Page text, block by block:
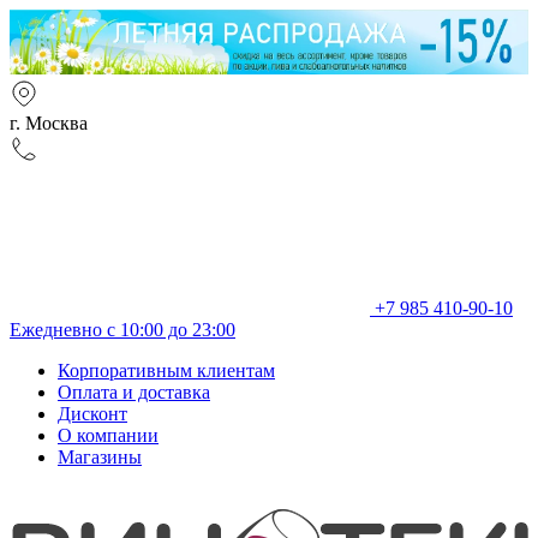
г. Москва
+7 985 410-90-10
Ежедневно с 10:00 до 23:00
Корпоративным клиентам
Оплата и доставка
Дисконт
О компании
Магазины